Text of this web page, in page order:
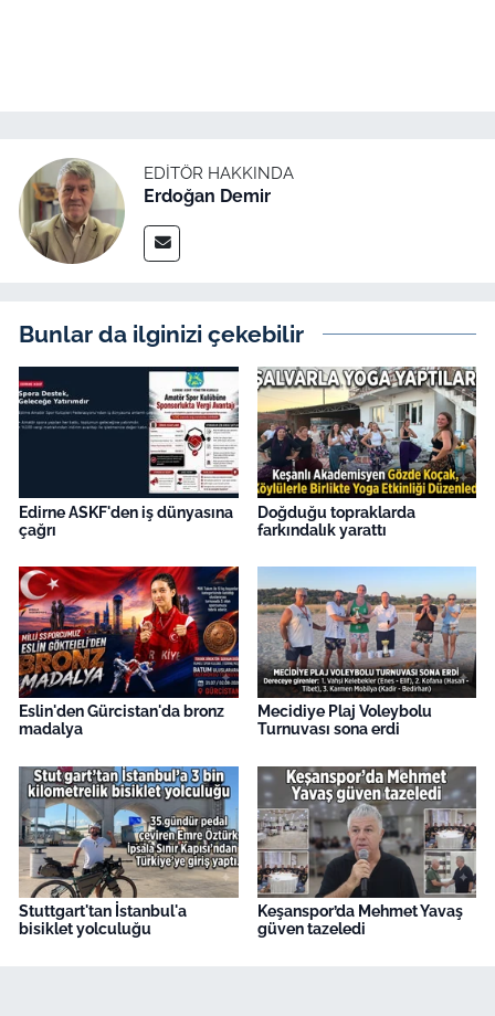
EDITÖR HAKKINDA
Erdoğan Demir
Bunlar da ilginizi çekebilir
Edirne ASKF'den iş dünyasına
çağrı
Doğduğu topraklarda
farkındalık yarattı
Eslin'den Gürcistan'da bronz
madalya
Mecidiye Plaj Voleybolu
Turnuvası sona erdi
Stuttgart'tan İstanbul'a
bisiklet yolculuğu
Keşanspor’da Mehmet Yavaş
güven tazeledi
English News
Canlı Maç
Genel-A
Gündem-Eğitim